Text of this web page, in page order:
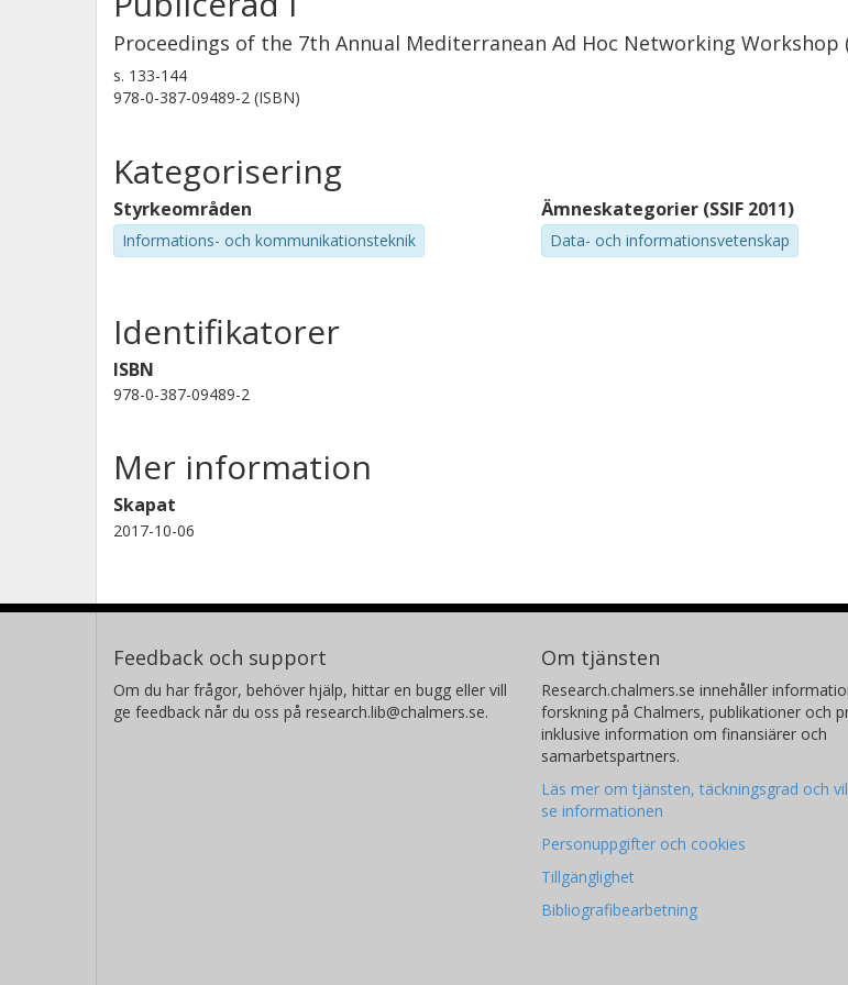
Proceedings of the 7th Annual Mediterranean Ad Hoc Networking Workshop
s. 133-144
978-0-387-09489-2 (ISBN)
Kategorisering
Styrkeområden
Informations- och kommunikationsteknik
Ämneskategorier (SSIF 2011)
Data- och informationsvetenskap
Identifikatorer
ISBN
978-0-387-09489-2
Mer information
Skapat
2017-10-06
Feedback och support
Om du har frågor, behöver hjälp, hittar en bugg eller vill
ge feedback når du oss på research.lib@chalmers.se.
Om tjänsten
Research.chalmers.se innehåller
forskning på Chalmers, publikationer och
inklusive information om finansiärer och
samarbetspartners.
Läs mer om tjänsten, täckningsgrad och
se informationen
Personuppgifter och cookies
Tillgänglighet
Bibliografibearbetning